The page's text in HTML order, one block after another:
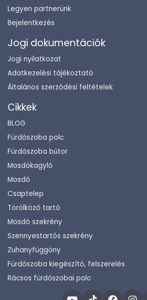
Legyen partnerünk
Bejelentkezés
Jogi dokumentációk
Jogi nyilatkozat
Adatkezelési tájékoztató
Általános szerződési feltételek
Cikkek
BLOG
Fürdőszoba polc
Fürdőszoba bútor
Mosdókagyló
Mosdó
Csaptelep
Törölköző tartó
Mosdó szekrény
Szennyestartós szekrény
Zuhanyfüggöny
Fürdőszoba kiegészítő, felszerelés
Rácsos fürdőszobai polc